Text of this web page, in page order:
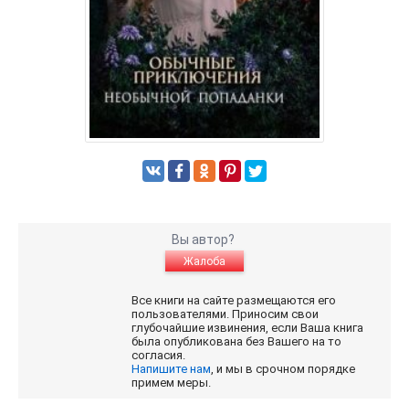
Вы автор?
Жалоба
Все книги на сайте размещаются его
пользователями. Приносим свои
глубочайшие извинения, если Ваша книга
была опубликована без Вашего на то
согласия.
Напишите нам , и мы в срочном порядке
примем меры.